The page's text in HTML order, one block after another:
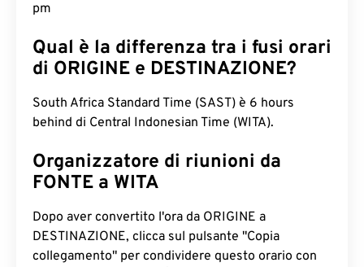
pm
Qual è la differenza tra i fusi orari
di ORIGINE e DESTINAZIONE?
South Africa Standard Time (SAST) è 6 hours
behind di Central Indonesian Time (WITA).
Organizzatore di riunioni da
FONTE a WITA
Dopo aver convertito l'ora da ORIGINE a
DESTINAZIONE, clicca sul pulsante "Copia
collegamento" per condividere questo orario con